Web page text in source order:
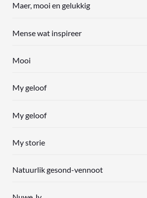
Maer, mooi en gelukkig
Mense wat inspireer
Mooi
My geloof
My geloof
My storie
Natuurlik gesond-vennoot